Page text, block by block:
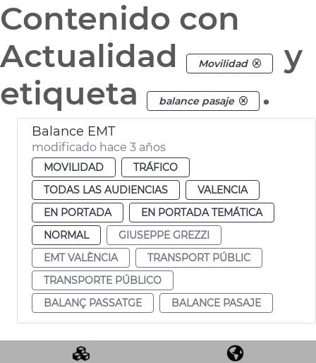
Contenido con
Actualidad
Movilidad
y
etiqueta
balance pasaje .
Balance EMT
modificado hace 3 años
MOVILIDAD
TRÁFICO
TODAS LAS AUDIENCIAS
VALENCIA
EN PORTADA
EN PORTADA TEMÁTICA
NORMAL
GIUSEPPE GREZZI
EMT VALÈNCIA
TRANSPORT PÚBLIC
TRANSPORTE PÚBLICO
BALANÇ PASSATGE
BALANCE PASAJE